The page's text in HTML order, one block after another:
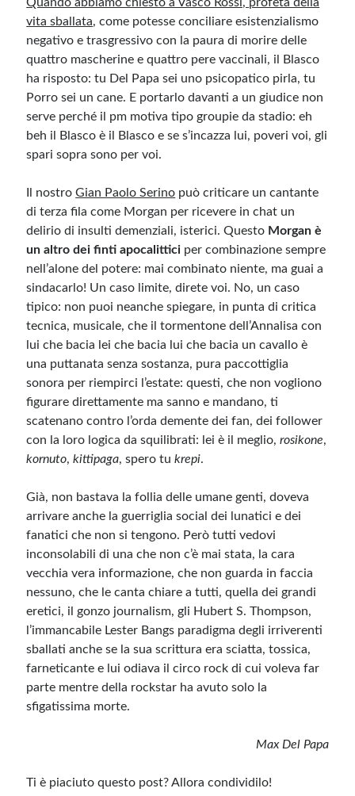
vita sballata, come potesse conciliare esistenzialismo
negativo e trasgressivo con la paura di morire delle
quattro mascherine e quattro pere vaccinali, il Blasco
ha risposto: tu Del Papa sei uno psicopatico pirla, tu
Porro sei un cane. E portarlo davanti a un giudice non
serve perché il pm motiva tipo groupie da stadio: eh
beh il Blasco è il Blasco e se s’incazza lui, poveri voi, gli
spari sopra sono per voi.
Il nostroGian Paolo Serino può criticare un cantante
di terza fila come Morgan per ricevere in chat un
delirio di insulti demenziali, isterici. Questo Morgan è
un altro dei finti apocalittici per combinazione sempre
nell’alone del potere: mai combinato niente, ma guai a
sindacarlo! Un caso limite, direte voi. No, un caso
tipico: non puoi neanche spiegare, in punta di critica
tecnica, musicale, che il tormentone dell’Annalisa con
lui che bacia lei che bacia lui che bacia un cavallo è
una puttanata senza sostanza, pura paccottiglia
sonora per riempirci l’estate: questi, che non vogliono
figurare direttamente ma sanno e mandano, ti
scatenano contro l’orda demente dei fan, dei follower
con la loro logica da squilibrati: lei è il meglio, rosikone,
kornuto,kittipaga, spero tukrepi.
Già, non bastava la follia delle umane genti, doveva
arrivare anche la guerriglia social dei lunatici e dei
fanatici che non si tengono. Però tutti vedovi
inconsolabili di una che non c’è mai stata, la cara
vecchia vera informazione, che non guarda in faccia
nessuno, che le canta chiare a tutti, quella dei grandi
eretici, il gonzo journalism, gli Hubert S. Thompson,
l’immancabile Lester Bangs paradigma degli irriverenti
sballati anche se la sua scrittura era sciatta, tossica,
farneticante e lui odiava il circo rock di cui voleva far
parte mentre della rockstar ha avuto solo la
sfigatissima morte.
Max Del Papa
Ti è piaciuto questo post? Allora condividilo!